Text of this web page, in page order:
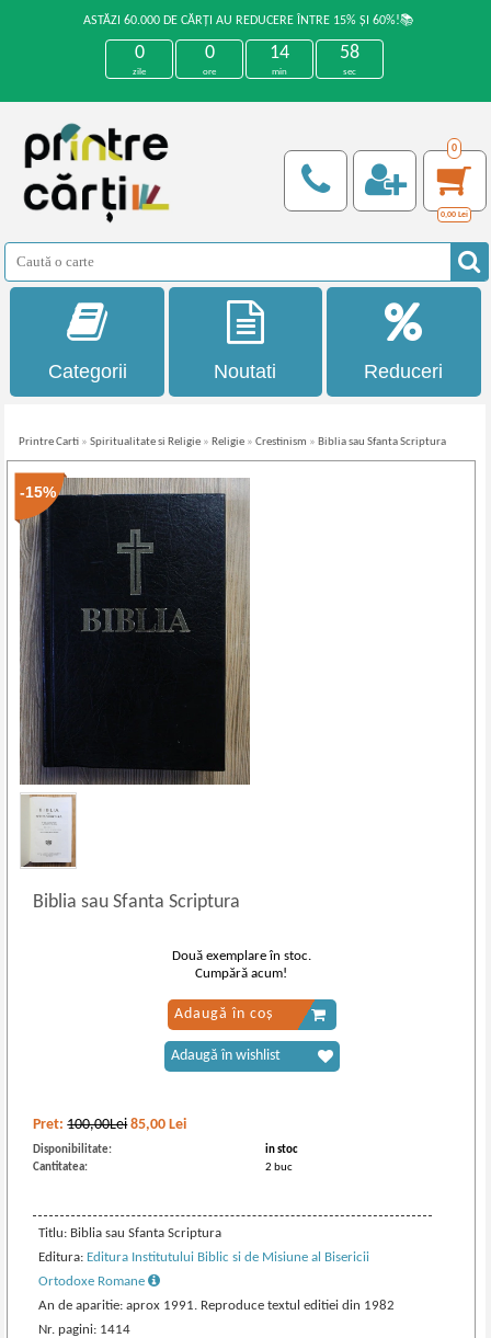
ASTĂZI 60.000 DE CĂRȚI AU REDUCERE ÎNTRE 15% ȘI 60%!📚
0
zile
0
ore
14
min
57
sec
0
0,00 Lei
Categorii Noutati Reduceri
Printre Carti »Spiritualitate si Religie » Religie »Crestinism » Biblia sau Sfanta Scriptura
-15%
Biblia sau Sfanta Scriptura
Pret:100,00Lei 85,00 Lei
Disponibilitate:
in stoc
Cantitatea:
2 buc
Titlu: Biblia sau Sfanta Scriptura
Editura: Editura Institutului Biblic si de Misiune al Bisericii
Ortodoxe Romane
An de aparitie: aprox 1991. Reproduce textul editiei din 1982
Nr. pagini: 1414
Două exemplare în stoc.
Cumpără acum!
Adaugă în coș
Adaugă în wishlist